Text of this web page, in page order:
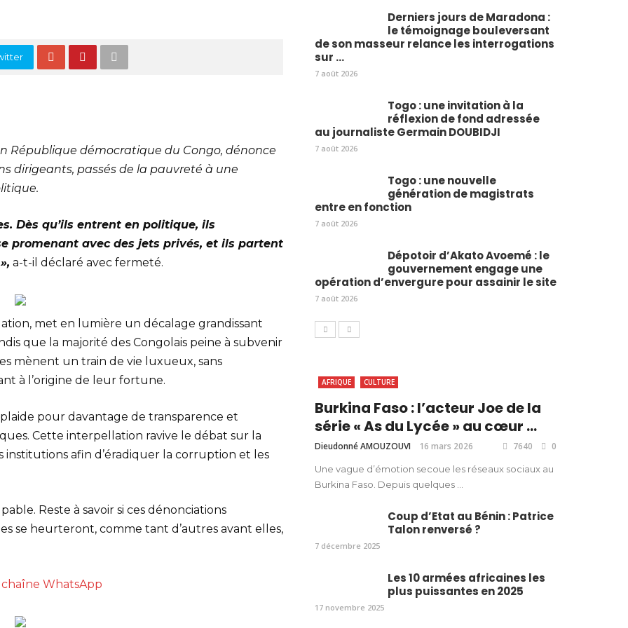
République démocratique du Congo, dénonce
dirigeants, passés de la pauvreté à une
Dès qu’ils entrent en politique, ils
promenant avec des jets privés, et ils partent
a-t-il déclaré avec fermeté.
met en lumière un décalage grandissant
que la majorité des Congolais peine à subvenir
mènent un train de vie luxueux, sans
à l’origine de leur fortune.
pour davantage de transparence et
Cette interpellation ravive le débat sur la
afin d’éradiquer la corruption et les
Reste à savoir si ces dénonciations
se heurteront, comme tant d’autres avant elles,
WhatsApp
Derniers jours de Maradona :
le témoignage bouleversant
de son masseur relance les interrogations
sur ...
7 août 2026
Togo : une invitation à la
réflexion de fond adressée
au journaliste Germain DOUBIDJI
7 août 2026
Togo : une nouvelle
génération de magistrats
entre en fonction
7 août 2026
Dépotoir d’Akato Avoemé : le
gouvernement engage une
opération d’envergure pour assainir le site
7 août 2026
AFRIQUE CULTURE
Burkina Faso : l’acteur Joe de la
série « As du Lycée » au cœur ...
Dieudonné AMOUZOUVI 16 mars 2026 7640 0
Une vague d’émotion secoue les réseaux sociaux au
Burkina Faso. Depuis quelques ...
Coup d’Etat au Bénin : Patrice
Talon renversé ?
7 décembre 2025
Les 10 armées africaines les
plus puissantes en 2025
17 novembre 2025